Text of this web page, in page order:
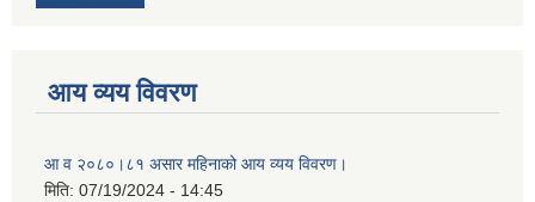
आय व्यय विवरण
आ व २०८०।८१ असार महिनाको आय व्यय विवरण।
मिति: 07/19/2024 - 14:45